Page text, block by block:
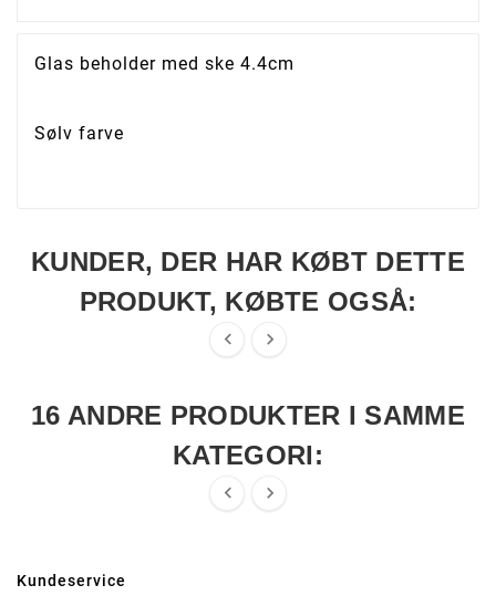
Glas beholder med ske 4.4cm
Sølv farve
KUNDER, DER HAR KØBT DETTE
PRODUKT, KØBTE OGSÅ:
 
16 ANDRE PRODUKTER I SAMME
KATEGORI:
 
Kundeservice